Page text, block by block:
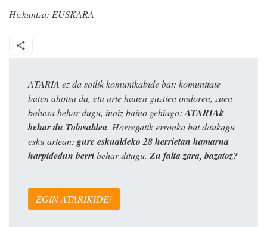
Hizkuntza: EUSKARA
ATARIA ez da soilik komunikabide bat: komunitate
baten ahotsa da, eta urte hauen guztien ondoren, zuen
babesa behar dugu, inoiz baino gehiago:ATARIAk
behar du Tolosaldea. Horregatik erronka bat daukagu
esku artean: gure eskualdeko 28 herrietan hamarna
harpidedun berribehar ditugu. Zu falta zara, bazatoz?
EGIN ATARIKIDE!